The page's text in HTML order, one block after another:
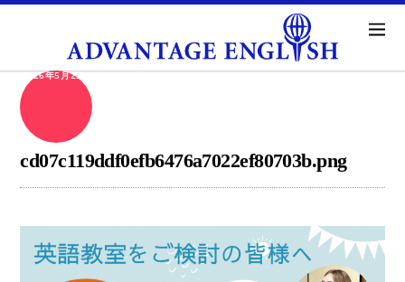
2026年5月23日
cd07c119ddf0efb6476a7022ef80703b.png